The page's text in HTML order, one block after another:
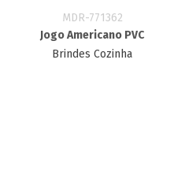
MDR-771362
Jogo Americano PVC
Brindes Cozinha